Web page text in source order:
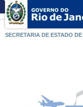
SECRETARIA DE ESTADO